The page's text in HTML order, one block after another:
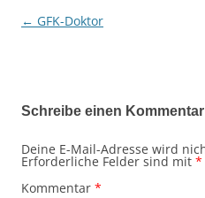
Beitragsnavigation
← GFK-Doktor
Schreibe einen Kommentar
Deine E-Mail-Adresse wird
Erforderliche Felder sind mit *
Kommentar *